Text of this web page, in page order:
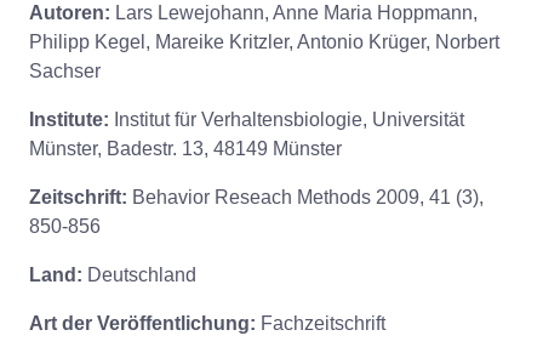
Autoren: Lars Lewejohann, Anne Maria Hoppmann,
Philipp Kegel, Mareike Kritzler, Antonio Krüger, Norbert
Sachser
Institute: Institut für Verhaltensbiologie, Universität
Münster, Badestr. 13, 48149 Münster
Zeitschrift: Behavior Reseach Methods 2009, 41 (3),
850-856
Land: Deutschland
Art der Veröffentlichung: Fachzeitschrift